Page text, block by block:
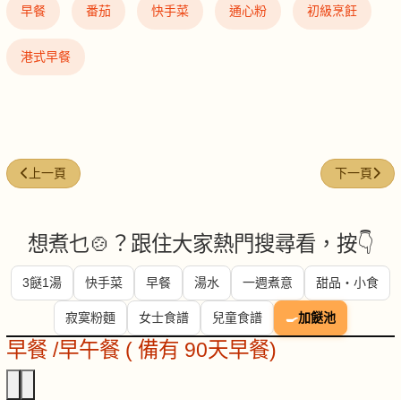
早餐 番茄 快手菜 通心粉 初級烹飪
港式早餐
上一篇文章: 酸菜肉碎清湯麵
上一頁 下一篇文章
下一頁
想煮乜🍲？跟住大家熱門搜尋看，按👇
3餸1湯 快手菜 早餐 湯水 一週煮意 甜品・小食
寂寞粉麵 女士食譜 兒童食譜 🍳加餸池
早餐 /早午餐 ( 備有 90天早餐)